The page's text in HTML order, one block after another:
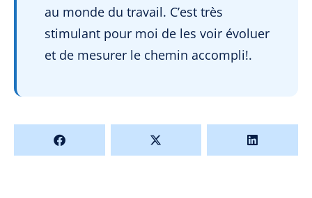
au monde du travail. C’est très
stimulant pour moi de les voir évoluer
et de mesurer le chemin accompli!.